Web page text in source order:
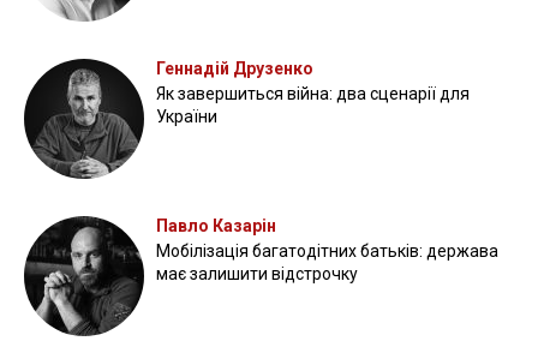
Геннадій Друзенко
Як завершиться війна: два сценарії для
України
Павло Казарін
Мобілізація багатодітних батьків: держава
має залишити відстрочку